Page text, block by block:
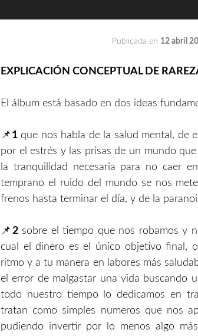
Publicada en 12 abril
EXPLICACIÓN CONCEPTUAL DE
El álbum está basado en dos ideas
📌 1que nos habla de la salud mental, de
por el estrés y las prisas de un mundo
la tranquilidad necesaria para no caer
temprano el ruido del mundo se nos
frenos hasta terminar el día, y de la
📌 2sobre el tiempo que nos robamos y
cual el dinero es el único objetivo final,
ritmo y a tu manera en labores más
el error de malgastar una vida buscando
todo nuestro tiempo lo dedicamos en
tratan como simples numeros que nos
pudiendo invertir por lo menos algo